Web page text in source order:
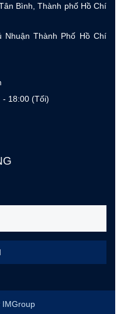
Bình, Thành phố Hồ Chí
Nhuận Thành Phố Hồ Chí
18:00 (Tối)
IMGroup